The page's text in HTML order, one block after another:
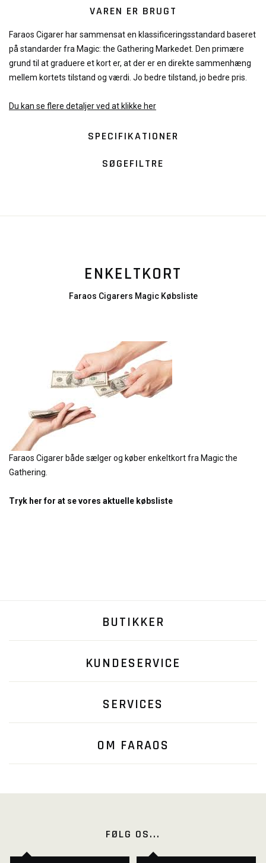
VAREN ER BRUGT
Faraos Cigarer har sammensat en klassificeringsstandard baseret
på standarder fra Magic: the Gathering Markedet. Den primære
grund til at graduere et kort er, at der er en direkte sammenhæng
mellem kortets tilstand og værdi. Jo bedre tilstand, jo bedre pris.
Du kan se flere detaljer ved at klikke her
SPECIFIKATIONER
SØGEFILTRE
ENKELTKORT
Faraos Cigarers Magic Købsliste
Faraos Cigarer både sælger og køber enkeltkort fra Magic the
Gathering.
Tryk her for at se vores aktuelle købsliste
BUTIKKER
KUNDESERVICE
SERVICES
OM FARAOS
FØLG OS...